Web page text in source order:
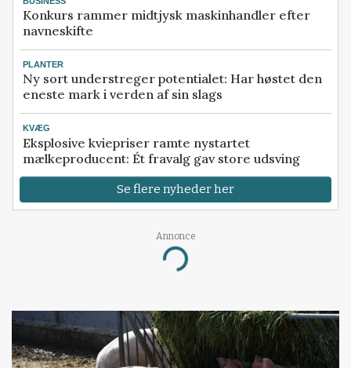
Konkurs rammer midtjysk maskinhandler efter
navneskifte
PLANTER
Ny sort understreger potentialet: Har høstet den
eneste mark i verden af sin slags
KVÆG
Eksplosive kviepriser ramte nystartet
mælkeproducent: Ét fravalg gav store udsving
Se flere nyheder her
Annonce
Loading...